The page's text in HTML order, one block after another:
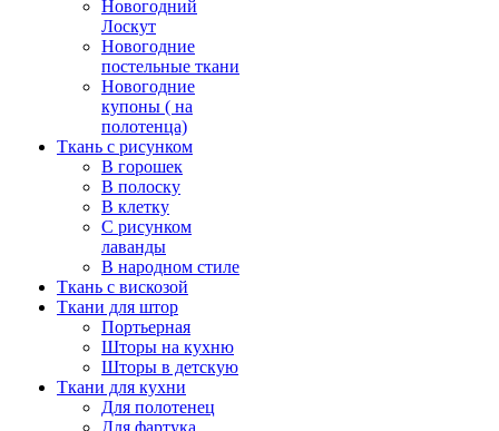
Новогодний
Лоскут
Новогодние
постельные ткани
Новогодние
купоны ( на
полотенца)
Ткань с рисунком
В горошек
В полоску
В клетку
С рисунком
лаванды
В народном стиле
Ткань с вискозой
Ткани для штор
Портьерная
Шторы на кухню
Шторы в детскую
Ткани для кухни
Для полотенец
Для фартука